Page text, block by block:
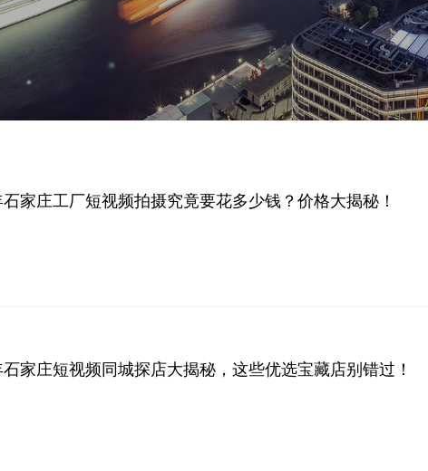
石家庄工厂短视频拍摄究竟要花多少钱？价格大揭秘！
石家庄短视频同城探店大揭秘，这些优选宝藏店别错过！